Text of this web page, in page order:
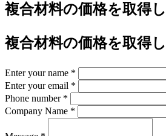
複合材料の価格を取得
複合材料の価格を取得
Enter your name *
Enter your email *
Phone number *
Company Name *